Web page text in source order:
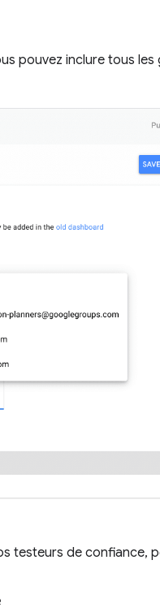
pouvez inclure tous
testeurs de confiance,